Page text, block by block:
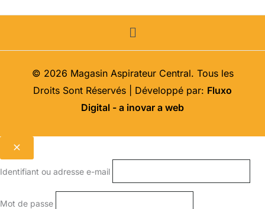
Menu
© 2026 Magasin Aspirateur Central. Tous les
Droits Sont Réservés | Développé par: Fluxo
Digital - a inovar a web
Identifiant ou adresse e-mail
Mot de passe